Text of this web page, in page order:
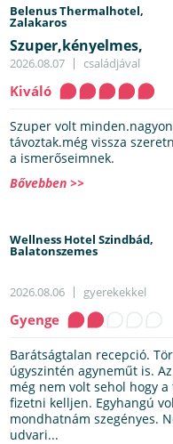
Belenus Thermalhotel,
Zalakaros
Szuper,kényelmes,
2026.08.07 családjával
Kiváló
Szuper volt
távoztak.még vissza
a ismerőseimnek.
Bővebben >>
Wellness Hotel Szindbád,
Balatonszemes
2026.08.06 gyerekekkel
Gyenge
Barátságtalan recepció.
úgyszintén agyneműt is.
még nem volt sehol hogy
fizetni kelljen. Egyhangú
mondhatnám szegényes.
udvari...